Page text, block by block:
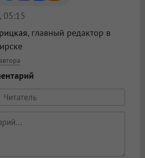
, главный редактор в
05:15